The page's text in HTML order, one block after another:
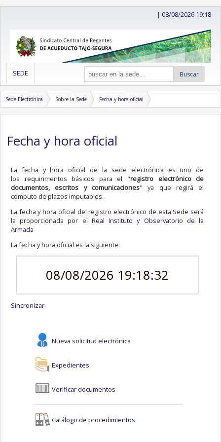
|08/08/2026 19:18
SEDE Buscar
Sede Electrónica Sobre la Sede Fecha y hora oficial
Fecha y hora oficial
La fecha y hora oficial de la sede electrónica es uno de
los requirimentos básicos para el "registro electrónico de
documentos, escritos y comunicaciones" ya que regirá el
cómputo de plazos imputables.
La fecha y hora oficial del registro electrónico de esta Sede será
la proporcionada por el Real Instituto y Observatorio de la
Armada
La fecha y hora oficial es la siguiente:
08/08/2026 19:18:32
Sincronizar
Nueva solicitud electrónica
Expedientes
Verificar documentos
Catálogo de procedimientos